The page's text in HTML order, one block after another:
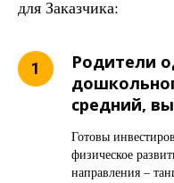
для Заказчика:
Родители
средний,
Готовы
физическое
направления –